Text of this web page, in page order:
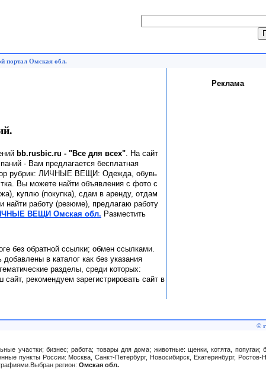
портал Омская обл.
bb.rusbic.ru - "Все для всех". На сайт
- Вам предлагается бесплатная
рубрик: ЛИЧНЫЕ ВЕЩИ: Одежда, обувь
Вы можете найти объявления с фото с
куплю (покупка), сдам в аренду, отдам
работу (резюме), предлагаю работу
ВЕЩИ Омская обл. Разместить
без обратной ссылки; обмен ссылками.
в каталог как без указания
разделы, среди которых:
рекомендуем зарегистрировать сайт в
Реклама
©
участки; бизнес; работа; товары для дома; животные: щенки, котята, попугаи;
пункты России: Москва, Санкт-Петербург, Новосибирск, Екатеринбург, Ростов-
регион: Омская обл.